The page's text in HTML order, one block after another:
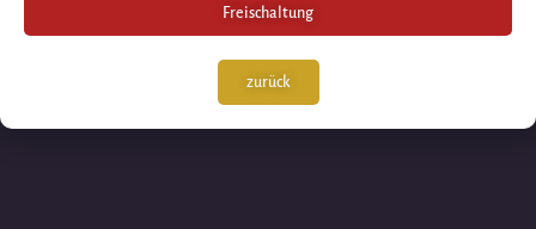
Freischaltung
zurück